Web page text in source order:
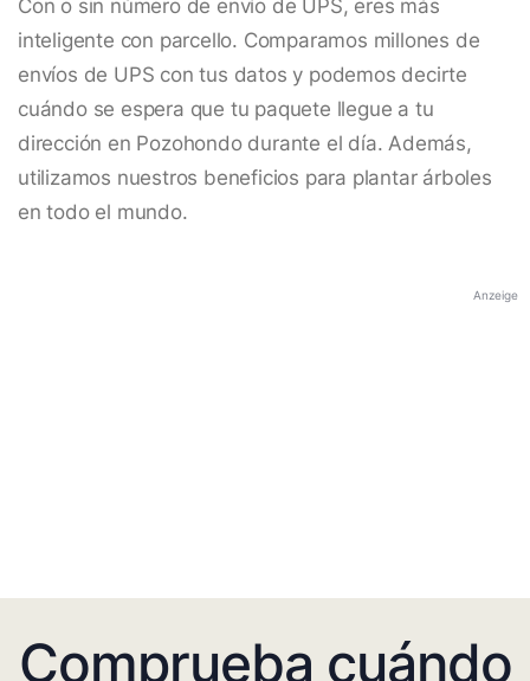
Con o sin número de envío de UPS, eres más
inteligente con parcello. Comparamos millones de
envíos de UPS con tus datos y podemos decirte
cuándo se espera que tu paquete llegue a tu
dirección en Pozohondo durante el día. Además,
utilizamos nuestros beneficios para plantar árboles
en todo el mundo.
Anzeige
Comprueba cuándo